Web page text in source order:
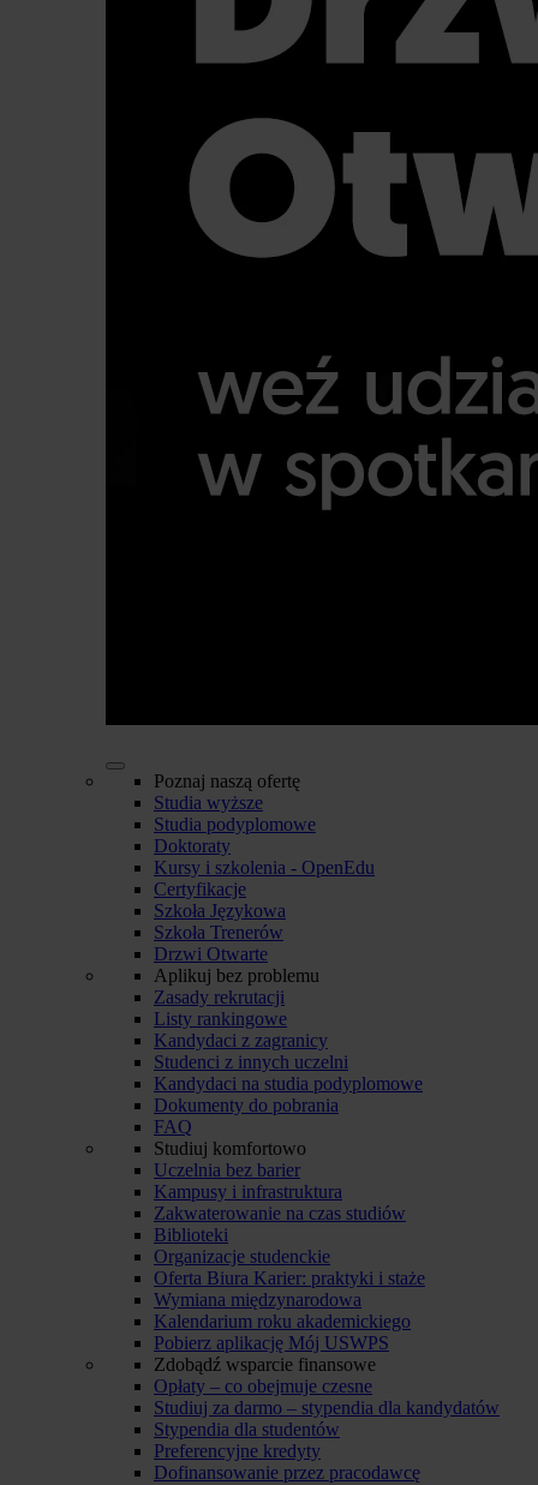
Poznaj naszą ofertę
Studia wyższe
Studia podyplomowe
Doktoraty
Kursy i szkolenia - OpenEdu
Certyfikacje
Szkoła Językowa
Szkoła Trenerów
Drzwi Otwarte
Aplikuj bez problemu
Zasady rekrutacji
Listy rankingowe
Kandydaci z zagranicy
Studenci z innych uczelni
Kandydaci na studia podyplomowe
Dokumenty do pobrania
FAQ
Studiuj komfortowo
Uczelnia bez barier
Kampusy i infrastruktura
Zakwaterowanie na czas studiów
Biblioteki
Organizacje studenckie
Oferta Biura Karier: praktyki i staże
Wymiana międzynarodowa
Kalendarium roku akademickiego
Pobierz aplikację Mój USWPS
Zdobądź wsparcie finansowe
Opłaty – co obejmuje czesne
Studiuj za darmo – stypendia dla kandydatów
Stypendia dla studentów
Preferencyjne kredyty
Dofinansowanie przez pracodawcę